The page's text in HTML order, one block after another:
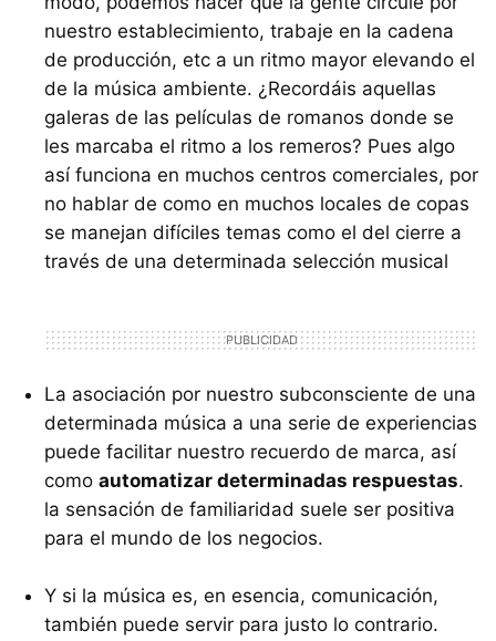
nuestro establecimiento, trabaje en la cadena
de producción, etc a un ritmo mayor elevando el
de la música ambiente. ¿Recordáis aquellas
galeras de las películas de romanos donde se
les marcaba el ritmo a los remeros? Pues algo
así funciona en muchos centros comerciales, por
no hablar de como en muchos locales de copas
se manejan difíciles temas como el del cierre a
través de una determinada selección musical
La asociación por nuestro subconsciente de una
determinada música a una serie de experiencias
puede facilitar nuestro recuerdo de marca, así
como automatizar determinadas respuestas.
la sensación de familiaridad suele ser positiva
para el mundo de los negocios.
Y si la música es, en esencia, comunicación,
también puede servir para justo lo contrario.